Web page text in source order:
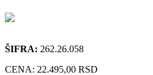
ŠIFRA: 262.26.058
CENA: 22.495,00 RSD